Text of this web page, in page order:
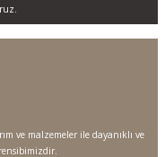
ve malzemeler ile dayanıklı ve